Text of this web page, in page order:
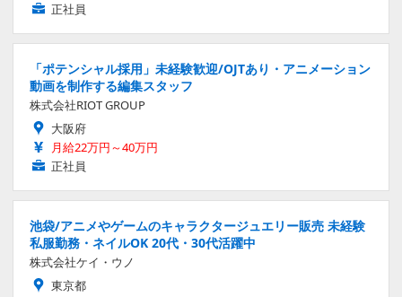
正社員
「ポテンシャル採用」未経験歓迎/OJTあり・アニメーション
動画を制作する編集スタッフ
株式会社RIOT GROUP
大阪府
月給22万円～40万円
正社員
池袋/アニメやゲームのキャラクタージュエリー販売 未経験
私服勤務・ネイルOK 20代・30代活躍中
株式会社ケイ・ウノ
東京都